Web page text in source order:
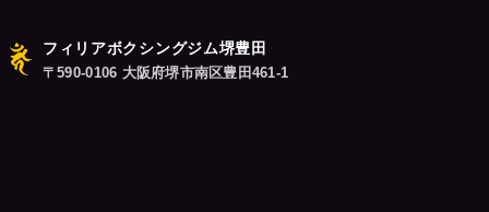
フィリアボクシングジム堺豊田
〒590-0106 大阪府堺市南区豊田461-1